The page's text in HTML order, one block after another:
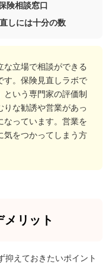
険相談窓口
しには十分の数
な立場で相談ができる
す。保険見直しラボで
という専門家の評価制
りな勧誘や営業があっ
なっています。営業を
気をつかってしまう方
リット
抑えておきたいポイント